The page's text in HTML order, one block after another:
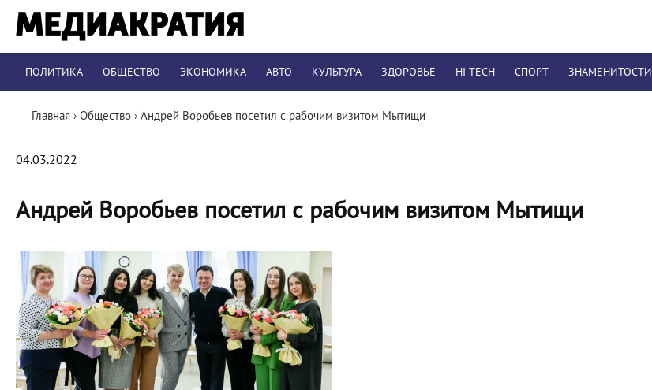
ПОЛИТИКА ОБЩЕСТВО ЭКОНОМИКА АВТО КУЛЬТУРА ЗДОРОВЬЕ HI-TECH СПОРТ ЗНАМЕНИТОСТИ
Главная › Общество › Андрей Воробьев посетил с рабочим визитом Мытищи
04.03.2022
Андрей Воробьев посетил с рабочим визитом Мытищи